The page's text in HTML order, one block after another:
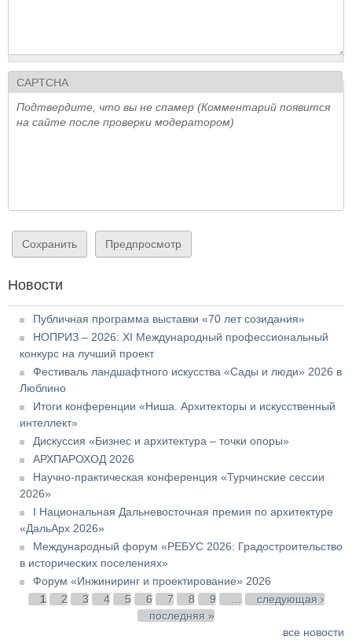
CAPTCHA
Подтвердите, что вы не спамер (Комментарий появится
на сайте после проверки модератором)
Новости
Публичная программа выставки «70 лет созидания»
НОПРИЗ – 2026: XI Международный профессиональный
конкурс на лучший проект
Фестиваль ландшафтного искусства «Сады и люди» 2026 в
Люблино
Итоги конференции «Ниша. Архитекторы и искусственный
интеллект»
Дискуссия «Бизнес и архитектура – точки опоры»
АРХПАРОХОД 2026
Научно-практическая конференция «Турчинские сессии
2026»
I Национальная Дальневосточная премия по архитектуре
«ДальАрх 2026»
Международный форум «РЕБУС 2026: Градостроительство
в исторических поселениях»
Форум «Инжиниринг и проектирование» 2026
Страницы
1 2 3 4 5 6 7 8 9
следующая ›
последняя »
все новости